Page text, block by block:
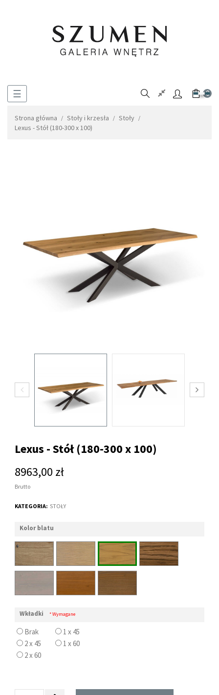
Toggle
☰ 0
Strona główna Stoły i krzesła
Stoły
Lexus - Stół (180-300 x 100)
Lexus - Stół (180-300 x 100)
8963,00 zł
Brutto
KATEGORIA: STOŁY
Kolor blatu
Wkładki * Wymagane
Brak
1 x 45
2 x 45
1 x 60
2 x 60